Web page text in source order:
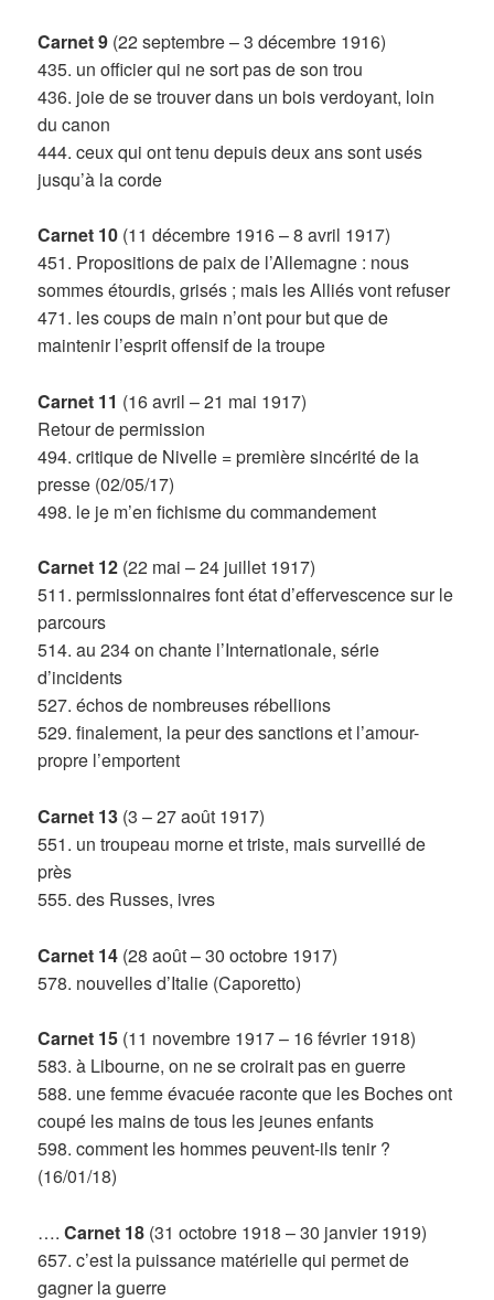
Carnet 9 (22 septembre – 3 décembre 1916)
435. un officier qui ne sort pas de son trou
436. joie de se trouver dans un bois verdoyant, loin
du canon
444. ceux qui ont tenu depuis deux ans sont usés
jusqu’à la corde
Carnet 10 (11 décembre 1916 – 8 avril 1917)
451. Propositions de paix de l’Allemagne : nous
sommes étourdis, grisés ; mais les Alliés vont refuser
471. les coups de main n’ont pour but que de
maintenir l’esprit offensif de la troupe
Carnet 11 (16 avril – 21 mai 1917)
Retour de permission
494. critique de Nivelle = première sincérité de la
presse (02/05/17)
498. le je m’en fichisme du commandement
Carnet 12 (22 mai – 24 juillet 1917)
511. permissionnaires font état d’effervescence sur le
parcours
514. au 234 on chante l’Internationale, série
d’incidents
527. échos de nombreuses rébellions
529. finalement, la peur des sanctions et l’amour-
propre l’emportent
Carnet 13 (3 – 27 août 1917)
551. un troupeau morne et triste, mais surveillé de
près
555. des Russes, ivres
Carnet 14 (28 août – 30 octobre 1917)
578. nouvelles d’Italie (Caporetto)
Carnet 15 (11 novembre 1917 – 16 février 1918)
583. à Libourne, on ne se croirait pas en guerre
588. une femme évacuée raconte que les Boches ont
coupé les mains de tous les jeunes enfants
598. comment les hommes peuvent-ils tenir ?
(16/01/18)
….Carnet 18 (31 octobre 1918 – 30 janvier 1919)
657. c’est la puissance matérielle qui permet de
gagner la guerre